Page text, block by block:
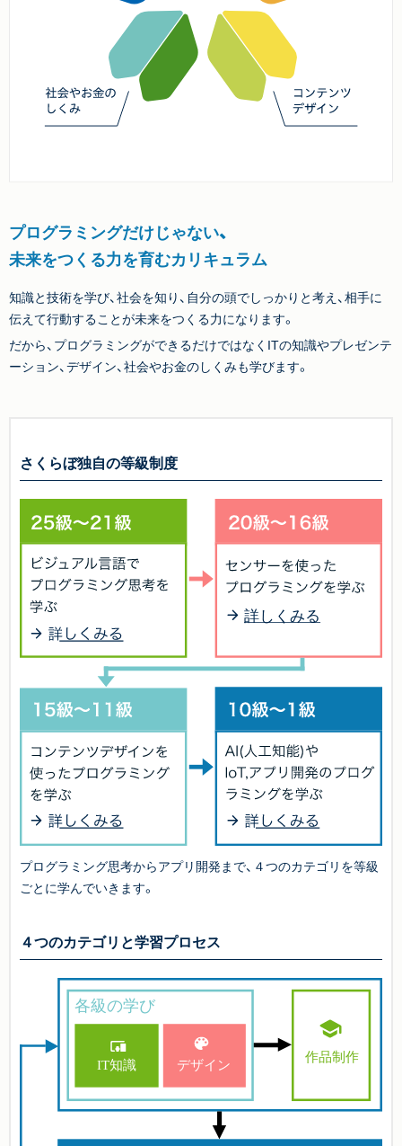
プログラミングだけじゃない、
未来をつくる力を育むカリキュラム
知識と技術を学び、社会を知り、自分の頭でしっかりと考え、相手に
伝えて行動することが未来をつくる力になります。
だから、プログラミングができるだけではなくITの知識やプレゼンテ
ーション、デザイン、社会やお金のしくみも学びます。
さくらぼ独自の等級制度
プログラミング思考からアプリ開発まで、４つのカテゴリを等級
ごとに学んでいきます。
４つのカテゴリと学習プロセス